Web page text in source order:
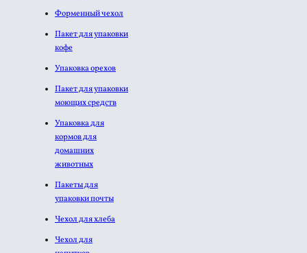
Форменный чехол
Пакет для упаковки
кофе
Упаковка орехов
Пакет для упаковки
моющих средств
Упаковка для
кормов для
домашних
животных
Пакеты для
упаковки почты
Чехол для хлеба
Чехол для